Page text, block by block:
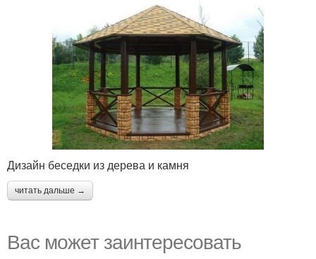
Дизайн беседки из дерева и камня
читать дальше →
Вас может заинтересовать